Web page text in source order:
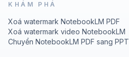
KHÁM PHÁ
Xoá watermark NotebookLM PDF
Xoá watermark video NotebookLM
Chuyển NotebookLM PDF sang PPT